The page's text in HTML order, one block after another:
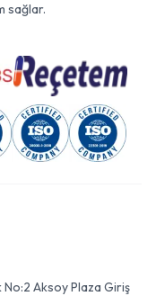
sağlar.
No:2 Aksoy Plaza Giriş